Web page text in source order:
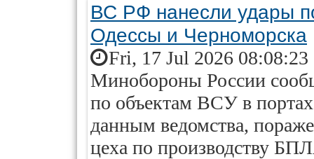
ВС РФ нанесли удары
Одессы и Черноморска
Fri, 17 Jul 2026 08:08:23
Минобороны России
по объектам ВСУ в
данным ведомства,
цеха по производству